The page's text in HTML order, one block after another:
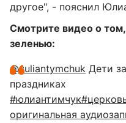
другое", - пояснил
Смотрите видео о
зеленью:
@yuliantymchuk Дети
праздниках
#юлиантимчук
оригинальная